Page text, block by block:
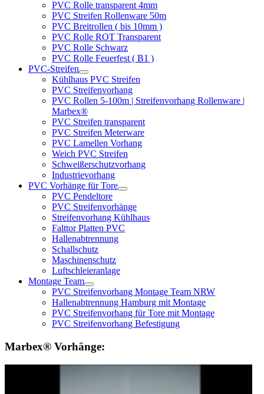
PVC Rolle transparent 4mm
PVC Streifen Rollenware 50m
PVC Breitrollen ( bis 10mm )
PVC Rolle ROT Transparent
PVC Rolle Schwarz
PVC Rolle Feuerfest ( B1 )
PVC-Streifen
Kühlhaus PVC Streifen
PVC Streifenvorhang
PVC Rollen 5-100m | Streifenvorhang Rollenware |
Marbex®
PVC Streifen transparent
PVC Streifen Meterware
PVC Lamellen Vorhang
Weich PVC Streifen
Schweißerschutzvorhang
Industrievorhang
PVC Vorhänge für Tore
PVC Pendeltore
PVC Streifenvorhänge
Streifenvorhang Kühlhaus
Falttor Platten PVC
Hallenabtrennung
Schallschutz
Maschinenschutz
Luftschleieranlage
Montage Team
PVC Streifenvorhang Montage Team NRW
Hallenabtrennung Hamburg mit Montage
PVC Streifenvorhang für Tore mit Montage
PVC Streifenvorhang Befestigung
Marbex® Vorhänge: